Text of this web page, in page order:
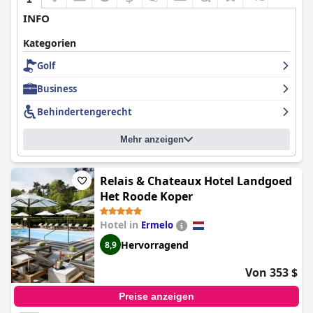
INFO
Kategorien
Golf
Business
Behindertengerecht
Mehr anzeigen
Relais & Chateaux Hotel Landgoed
Het Roode Koper
Hotel in Ermelo
8,9 Hervorragend
Von 353 $
Preise anzeigen